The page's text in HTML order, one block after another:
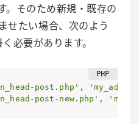
。そのため新規・既存の
せたい場合、次のよう
必要があります。
post.php' ,
post-new.php' ,